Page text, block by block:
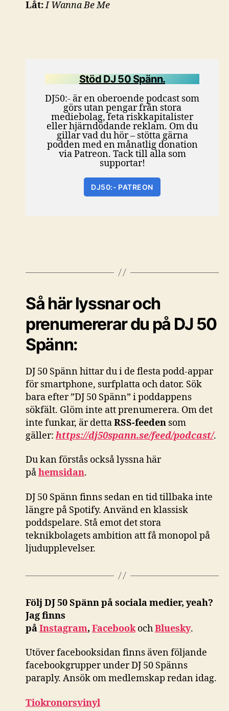
Låt:I Wanna Be Me
Stöd DJ 50 Spänn.
DJ50:- är en oberoende podcast som
görs utan pengar från stora
mediebolag, feta riskkapitalister
eller hjärndödande reklam. Om du
gillar vad du hör – stötta gärna
podden med en månatlig donation
via Patreon. Tack till alla som
supportar!
DJ50:- PATREON
Så här lyssnar och
prenumererar du på DJ 50
Spänn:
DJ 50 Spänn hittar du i de flesta podd-appar
för smartphone, surfplatta och dator. Sök
bara efter ”DJ 50 Spänn” i poddappens
sökfält. Glöm inte att prenumerera. Om det
inte funkar, är dettaRSS-feeden som
gäller: https://dj50spann.se/feed/podcast/.
Du kan förstås ocksålyssna här
påhemsidan.
DJ 50 Spänn finns sedan en tid tillbaka inte
längre på Spotify. Använd en klassisk
poddspelare. Stå emot det stora
teknikbolagets ambition att få monopol på
ljudupplevelser.
Följ DJ 50 Spänn på sociala medier, yeah?
Jag finns
påInstagram, FacebookochBluesky.
Utöver facebooksidan finns även följande
facebookgrupper under DJ 50 Spänns
paraply. Ansök om medlemskap redan idag.
Tiokronorsvinyl